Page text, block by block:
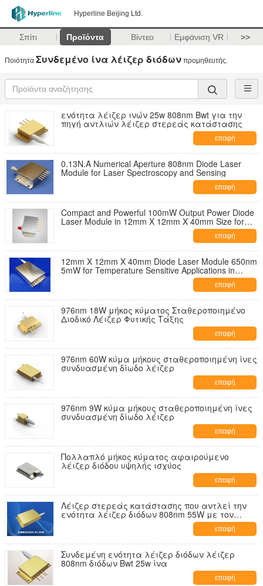
Hyperline Beijing Ltd.
Σπίτι Προϊόντα Βίντεο Εμφάνιση VR >>
Ποιότητα Συνδεμένο ίνα λέιζερ διόδων προμηθευτής.
ενότητα λέιζερ ινών 25w 808nm Bwt για την
πηγή αντλιών λέιζερ στερεάς κατάστασης
επαφή
0.13N.A Numerical Aperture 808nm Diode Laser
Module for Laser Spectroscopy and Sensing
επαφή
Compact and Powerful 100mW Output Power Diode
Laser Module in 12mm X 12mm X 40mm Size for
επαφή
12mm X 12mm X 40mm Diode Laser Module 650nm
5mW for Temperature Sensitive Applications in
επαφή
976nm 18W μήκος κύματος Σταθεροποιημένο
Διοδικό Λέιζερ Φυτικής Τάξης
επαφή
976nm 60W κύμα μήκους σταθεροποιημένη ίνες
συνδυασμένη δίωδο λέιζερ
επαφή
976nm 9W κύμα μήκους σταθεροποιημένη ίνες
συνδυασμένη δίωδο λέιζερ
επαφή
Πολλαπλό μήκος κύματος αφαιρούμενο
λέιζερ διόδου υψηλής ισχύος
επαφή
Λέιζερ στερεάς κατάστασης που αντλεί την
ενότητα λέιζερ διόδων 808nm 55W με τον
επαφή
Συνδεμένη ενότητα λέιζερ διόδων λέιζερ
808nm διόδων Bwt 25w ίνα
επαφή